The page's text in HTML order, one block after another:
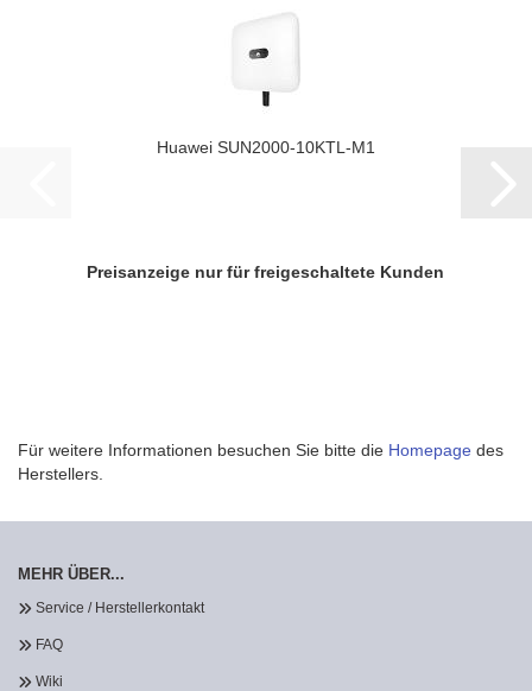
Hua­wei SUN2000-​​10KTL-​M1
Preisanzeige nur für freigeschaltete Kunden
Für weitere Informationen besuchen Sie bitte die Homepage des
Herstellers.
MEHR ÜBER...
Service / Herstellerkontakt
FAQ
Wiki